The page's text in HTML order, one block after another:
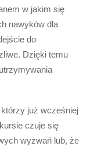
w jakim się
nawyków dla
do
Dzięki temu
już wcześniej
czuje się
wyzwań lub, że